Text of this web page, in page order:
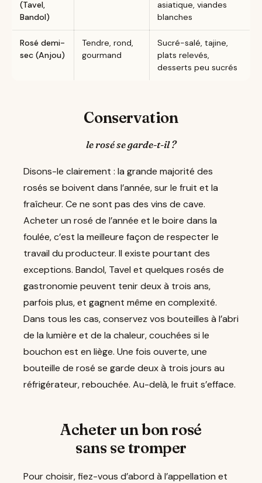
(Tavel,
Bandol)
asiatique, viandes
blanches
Rosé demi-
sec (Anjou)
Tendre, rond,
gourmand
Sucré-salé, tajine,
plats relevés,
desserts peu sucrés
Conservation
le rosé se garde-t-il ?
Disons-le clairement : la grande majorité des
rosés se boivent dans l’année, sur le fruit et la
fraîcheur. Ce ne sont pas des vins de cave.
Acheter un rosé de l’année et le boire dans la
foulée, c’est la meilleure façon de respecter le
travail du producteur. Il existe pourtant des
exceptions. Bandol, Tavel et quelques rosés de
gastronomie peuvent tenir deux à trois ans,
parfois plus, et gagnent même en complexité.
Dans tous les cas, conservez vos bouteilles à l’abri
de la lumière et de la chaleur, couchées si le
bouchon est en liège. Une fois ouverte, une
bouteille de rosé se garde deux à trois jours au
réfrigérateur, rebouchée. Au-delà, le fruit s’efface.
Acheter un bon rosé
sans se tromper
Pour choisir, fiez-vous d’abord à l’appellation et